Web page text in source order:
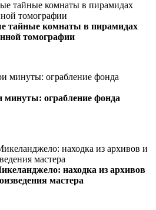
тайные комнаты в пирамидах
томографии
минуты: ограбление фонда
находка из архивов
мастера